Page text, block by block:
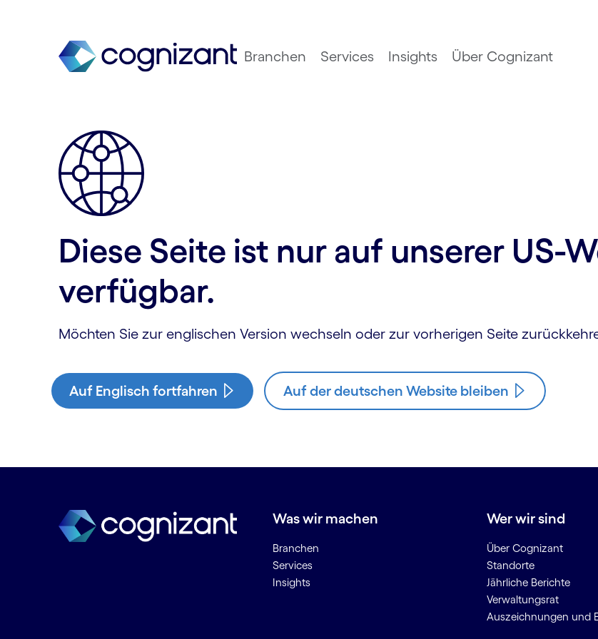
Branchen Services Insights Über Cognizant
Diese Seite ist nur auf unserer US-
verfügbar.
Möchten Sie zur englischen Version wechseln oder zur vorherigen Seite
Auf Englisch fortfahren Auf der deutschen Website bleiben
Was wir machen
Branchen
Services
Insights
Wer wir sind
Über Cognizant
Standorte
Jährliche Berichte
Verwaltungsrat
Auszeichnungen und